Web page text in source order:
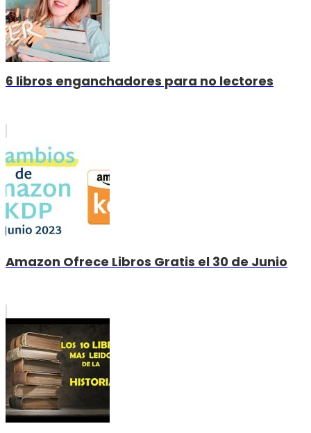
6 libros enganchadores para no lectores
Amazon Ofrece Libros Gratis el 30 de Junio